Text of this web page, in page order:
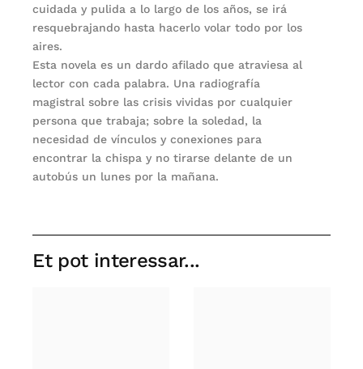
cuidada y pulida a lo largo de los años, se irá
resquebrajando hasta hacerlo volar todo por los
aires.
Esta novela es un dardo afilado que atraviesa al
lector con cada palabra. Una radiografía
magistral sobre las crisis vividas por cualquier
persona que trabaja; sobre la soledad, la
necesidad de vínculos y conexiones para
encontrar la chispa y no tirarse delante de un
autobús un lunes por la mañana.
Et pot interessar...